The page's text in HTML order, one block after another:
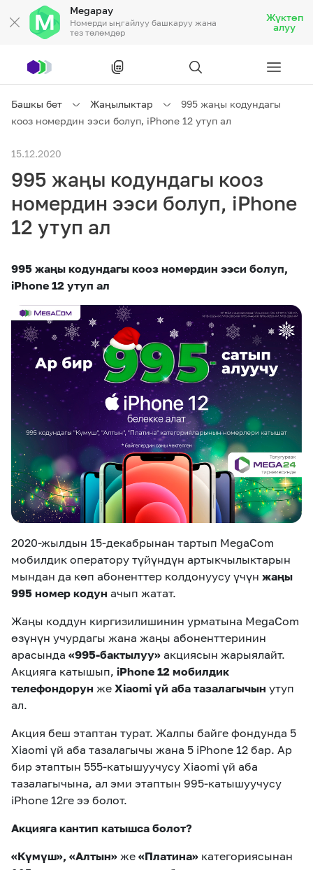
Megapay
Номерди ыңгайлуу башкаруу жана
тез төлөмдөр
Жүктөп
алуу
Жеке кардарларга
Ишкердик үчүн
Байланыш
eSIM M2M
Кызматтар
Кызматтар Көңүл ачуучу Соц. тармактар
Чалуулар жана
SMS
Номерди тандоо SIM жеткирүү
Компания
Биз жөнүндө Жаңылыктар MEGAда иште
Офис картасы
жана каптоо
Кызмат көрсөтүүлөр
MegaTV MegaPay MegaKassa
Башкы бет Жаңылыктар
995 жаңы кодундагы
кооз номердин ээси болуп, iPhone 12 утуп ал
15.12.2020
995 жаңы кодундагы кооз
номердин ээси болуп, iPhone
12 утуп ал
995 жаңы кодундагы кооз номердин ээси болуп,
iPhone 12 утуп ал
2020-жылдын 15-декабрынан тартып MegaCom
мобилдик оператору түйүндүн артыкчылыктарын
мындан да көп абоненттер колдонуусу үчүн жаңы
995 номер кодун ачып жатат.
Жаңы коддун киргизилишинин урматына MegaCom
өзүнүн учурдагы жана жаңы абоненттеринин
арасында «995-бактылуу» акциясын жарыялайт.
Акцияга катышып, iPhone 12 мобилдик
телефондорун же Xiaomi үй аба тазалагычын утуп
ал.
Акция беш этаптан турат. Жалпы байге фондунда 5
Xiaomi үй аба тазалагычы жана 5 iPhone 12 бар. Ар
бир этаптын 555-катышуучусу Xiaomi үй аба
тазалагычына, ал эми этаптын 995-катышуучусу
iPhone 12ге ээ болот.
Акцияга кантип катышса болот?
«Күмүш», «Алтын» же «Платина» категориясынан